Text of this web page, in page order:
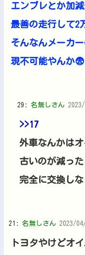
エンブレとか加
最善の走行して2
そんなんメーカ
現不可能やんか😨
29: 名無しさん
>>17
外車なんかは
古いのが減っ
完全に交換し
21: 名無しさん 2023/
トヨタやけどオ